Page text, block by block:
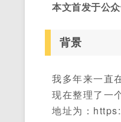
本文首发于公
背景
我多年来一直
现在整理了一
地址为：